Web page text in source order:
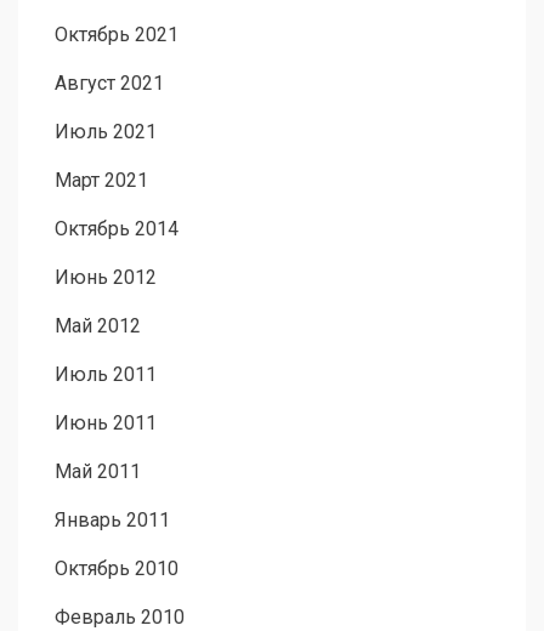
Октябрь 2021
Август 2021
Июль 2021
Март 2021
Октябрь 2014
Июнь 2012
Май 2012
Июль 2011
Июнь 2011
Май 2011
Январь 2011
Октябрь 2010
Февраль 2010